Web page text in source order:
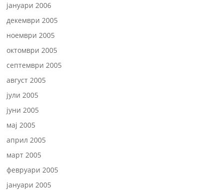
јануари 2006
декември 2005
ноември 2005
октомври 2005
септември 2005
август 2005
јули 2005
јуни 2005
мај 2005
април 2005
март 2005
февруари 2005
јануари 2005